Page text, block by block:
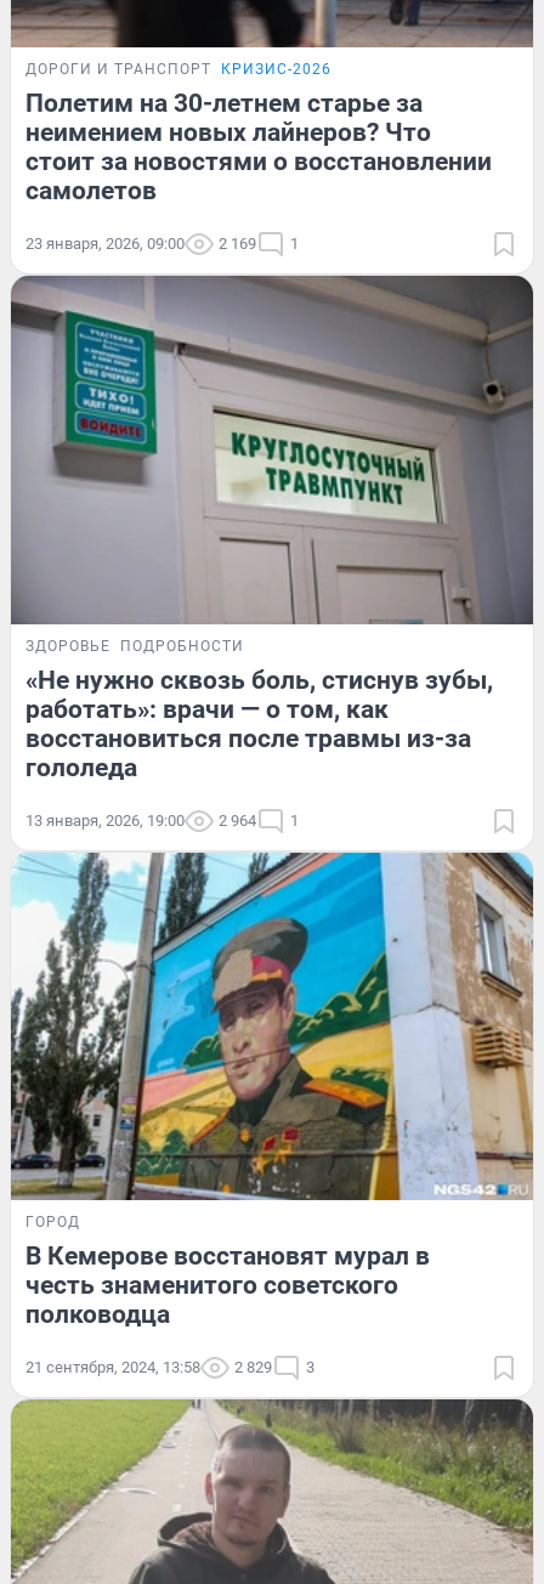
ДОРОГИ И ТРАНСПОРТ КРИЗИС-2026
Полетим на 30-летнем старье за
неимением новых лайнеров? Что
стоит за новостями о восстановлении
самолетов
23 января, 2026, 09:00 2 169 1
ЗДОРОВЬЕ ПОДРОБНОСТИ
«Не нужно сквозь боль, стиснув зубы,
работать»: врачи — о том, как
восстановиться после травмы из-за
гололеда
13 января, 2026, 19:00 2 964 1
ГОРОД
В Кемерове восстановят мурал в
честь знаменитого советского
полководца
21 сентября, 2024, 13:58 2 829 3